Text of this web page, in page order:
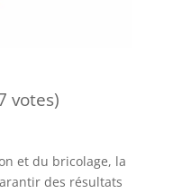
votes)
et du bricolage, la
des résultats